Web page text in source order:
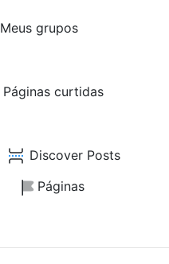
Meus grupos
Páginas curtidas
Discover Posts
Páginas